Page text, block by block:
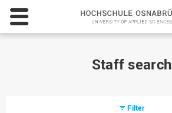
Staff search
Filter